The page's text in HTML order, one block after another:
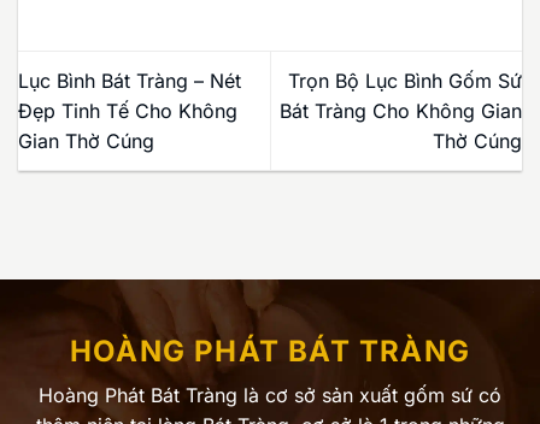
Lục Bình Bát Tràng – Nét
Đẹp Tinh Tế Cho Không
Gian Thờ Cúng
Trọn Bộ Lục Bình Gốm Sứ
Bát Tràng Cho Không Gian
Thờ Cúng
HOÀNG PHÁT BÁT TRÀNG
Hoàng Phát Bát Tràng là cơ sở sản xuất gốm sứ có